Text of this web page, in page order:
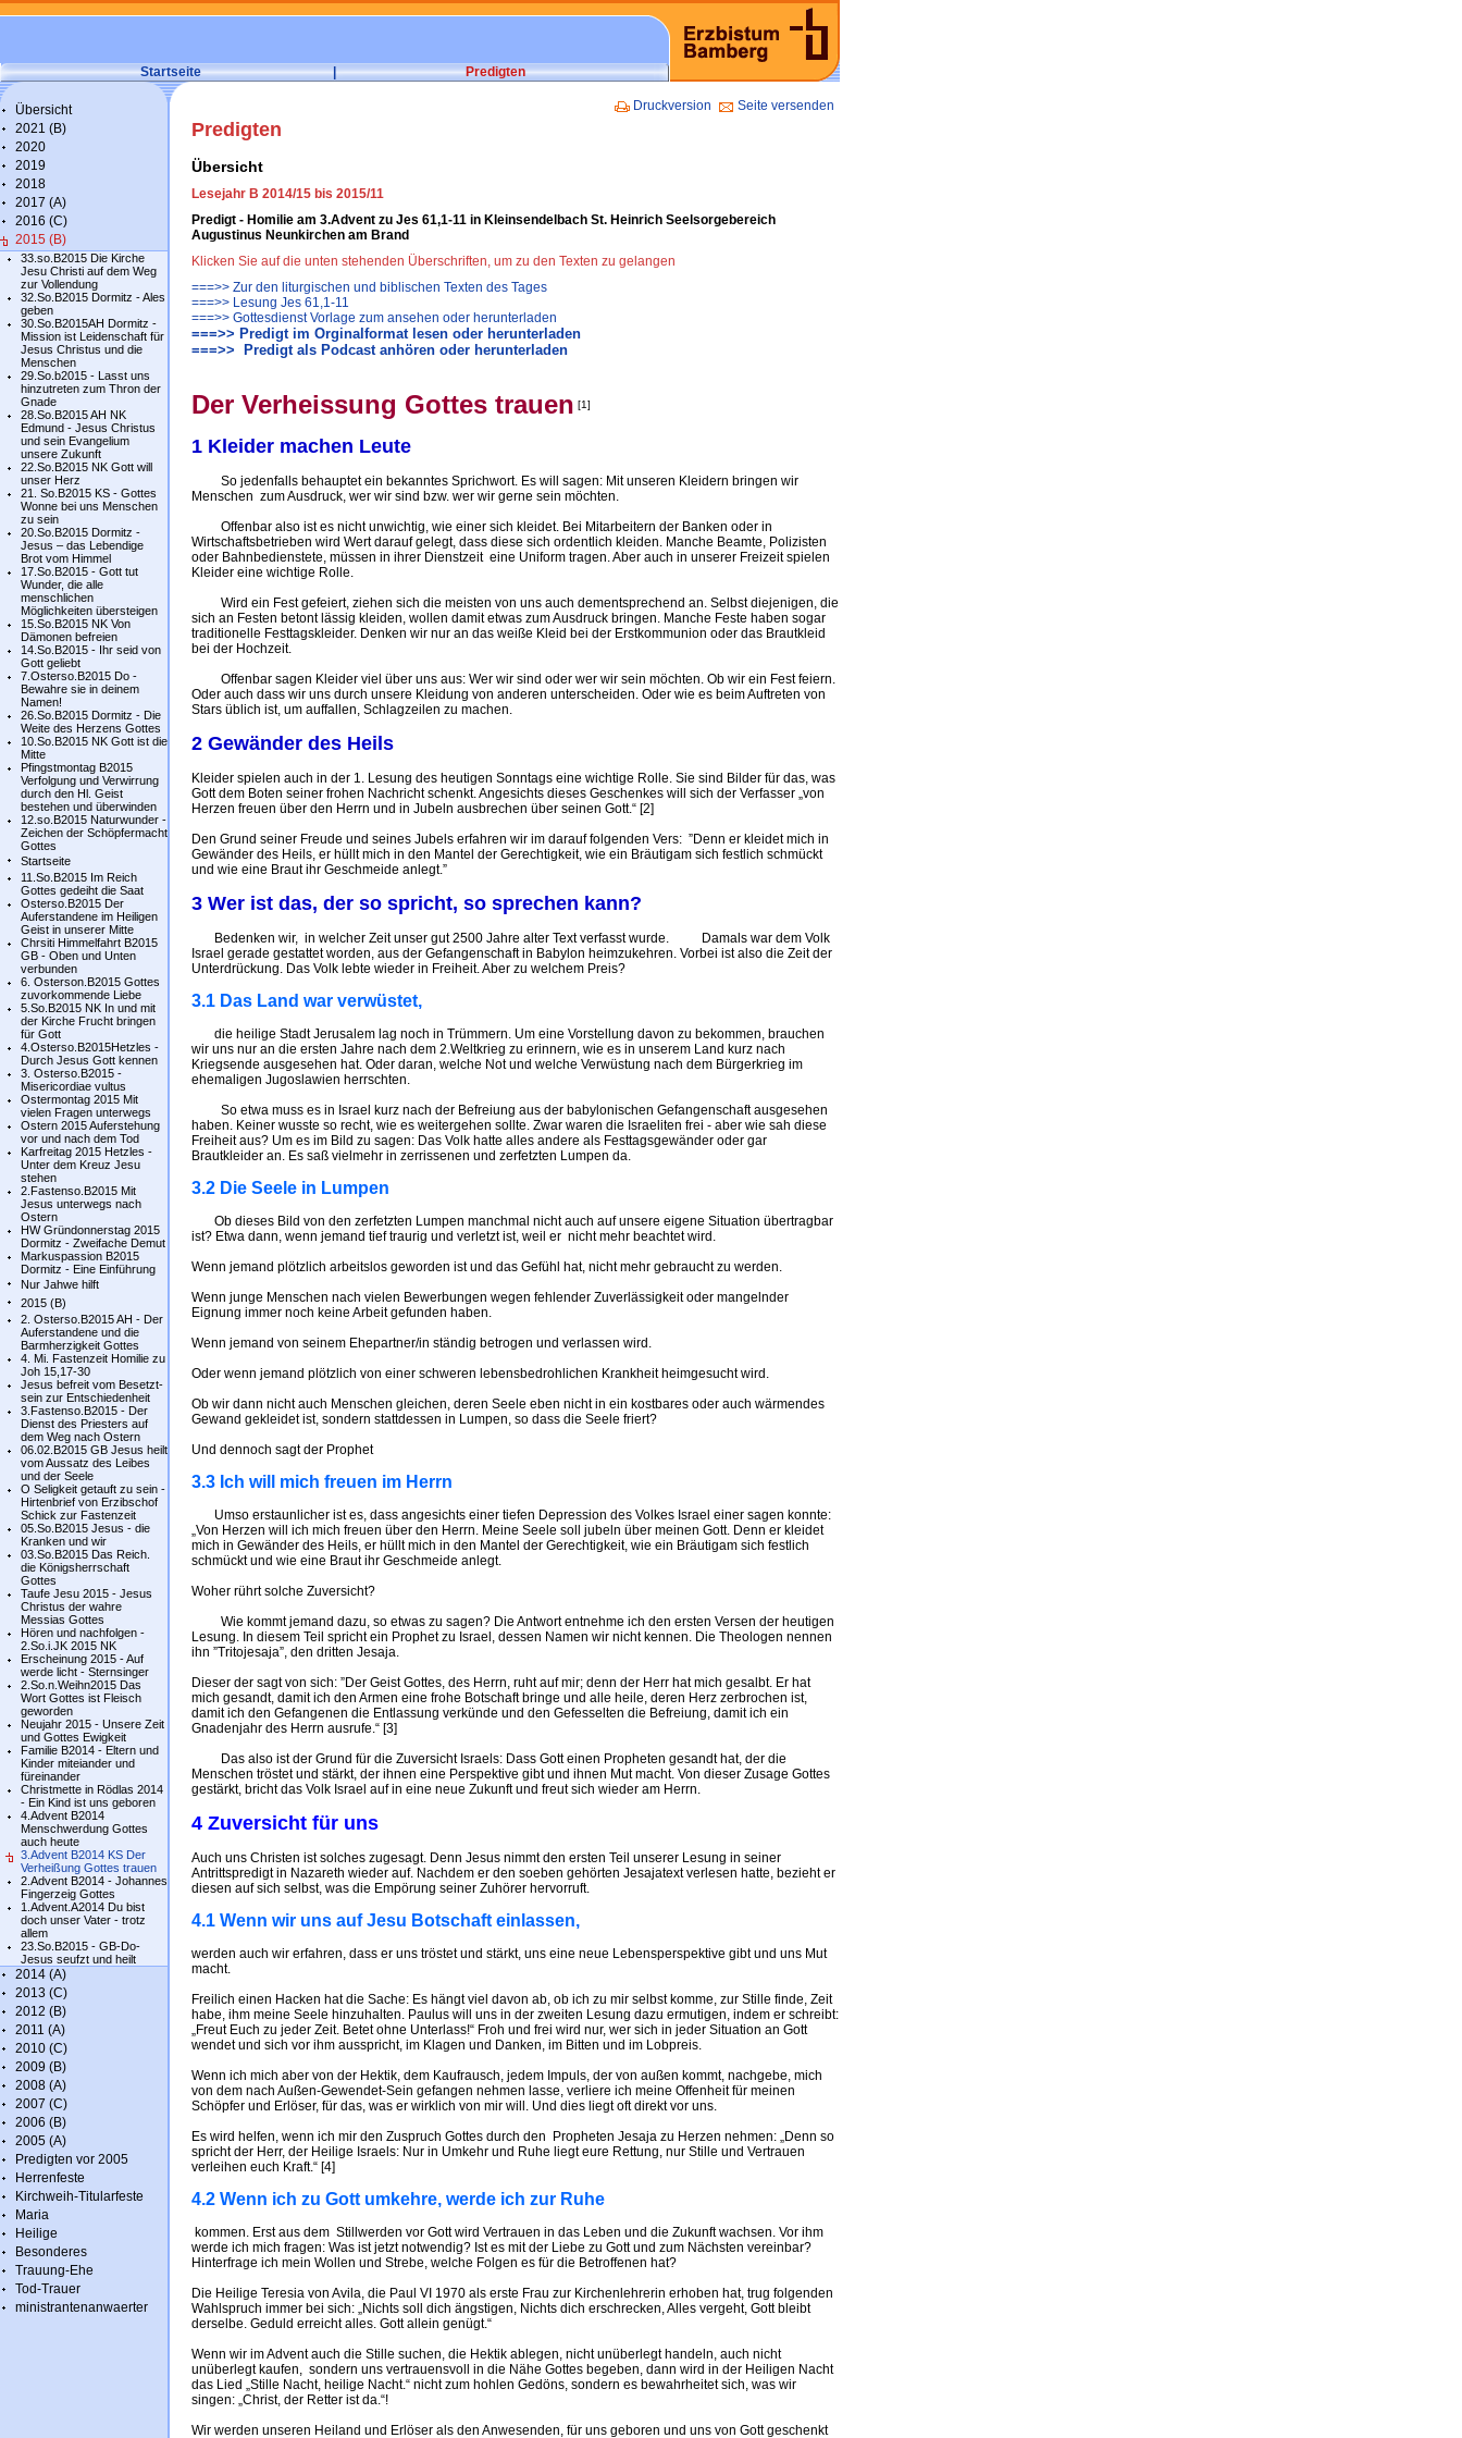
Startseite | Predigten
Übersicht
2021 (B)
2020
2019
2018
2017 (A)
2016 (C)
2015 (B)
33.so.B2015 Die Kirche
Jesu Christi auf dem Weg
zur Vollendung
32.So.B2015 Dormitz - Ales
geben
30.So.B2015AH Dormitz -
Mission ist Leidenschaft für
Jesus Christus und die
Menschen
29.So.b2015 - Lasst uns
hinzutreten zum Thron der
Gnade
28.So.B2015 AH NK
Edmund - Jesus Christus
und sein Evangelium
unsere Zukunft
22.So.B2015 NK Gott will
unser Herz
21. So.B2015 KS - Gottes
Wonne bei uns Menschen
zu sein
20.So.B2015 Dormitz -
Jesus – das Lebendige
Brot vom Himmel
17.So.B2015 - Gott tut
Wunder, die alle
menschlichen
Möglichkeiten übersteigen
15.So.B2015 NK Von
Dämonen befreien
14.So.B2015 - Ihr seid von
Gott geliebt
7.Osterso.B2015 Do -
Bewahre sie in deinem
Namen!
26.So.B2015 Dormitz - Die
Weite des Herzens Gottes
10.So.B2015 NK Gott ist die
Mitte
Pfingstmontag B2015
Verfolgung und Verwirrung
durch den Hl. Geist
bestehen und überwinden
12.so.B2015 Naturwunder -
Zeichen der Schöpfermacht
Gottes
Startseite
11.So.B2015 Im Reich
Gottes gedeiht die Saat
Osterso.B2015 Der
Auferstandene im Heiligen
Geist in unserer Mitte
Chrsiti Himmelfahrt B2015
GB - Oben und Unten
verbunden
6. Osterson.B2015 Gottes
zuvorkommende Liebe
5.So.B2015 NK In und mit
der Kirche Frucht bringen
für Gott
4.Osterso.B2015Hetzles -
Durch Jesus Gott kennen
3. Osterso.B2015 -
Misericordiae vultus
Ostermontag 2015 Mit
vielen Fragen unterwegs
Ostern 2015 Auferstehung
vor und nach dem Tod
Karfreitag 2015 Hetzles -
Unter dem Kreuz Jesu
stehen
2.Fastenso.B2015 Mit
Jesus unterwegs nach
Ostern
HW Gründonnerstag 2015
Dormitz - Zweifache Demut
Markuspassion B2015
Dormitz - Eine Einführung
Nur Jahwe hilft
2015 (B)
2. Osterso.B2015 AH - Der
Auferstandene und die
Barmherzigkeit Gottes
4. Mi. Fastenzeit Homilie zu
Joh 15,17-30
Jesus befreit vom Besetzt-
sein zur Entschiedenheit
3.Fastenso.B2015 - Der
Dienst des Priesters auf
dem Weg nach Ostern
06.02.B2015 GB Jesus heilt
vom Aussatz des Leibes
und der Seele
O Seligkeit getauft zu sein -
Hirtenbrief von Erzibschof
Schick zur Fastenzeit
05.So.B2015 Jesus - die
Kranken und wir
03.So.B2015 Das Reich.
die Königsherrschaft
Gottes
Taufe Jesu 2015 - Jesus
Christus der wahre
Messias Gottes
Hören und nachfolgen -
2.So.i.JK 2015 NK
Erscheinung 2015 - Auf
werde licht - Sternsinger
2.So.n.Weihn2015 Das
Wort Gottes ist Fleisch
geworden
Neujahr 2015 - Unsere Zeit
und Gottes Ewigkeit
Familie B2014 - Eltern und
Kinder miteiander und
füreinander
Christmette in Rödlas 2014
- Ein Kind ist uns geboren
4.Advent B2014
Menschwerdung Gottes
auch heute
3.Advent B2014 KS Der
Verheißung Gottes trauen
2.Advent B2014 - Johannes
Fingerzeig Gottes
1.Advent.A2014 Du bist
doch unser Vater - trotz
allem
23.So.B2015 - GB-Do-
Jesus seufzt und heilt
2014 (A)
2013 (C)
2012 (B)
2011 (A)
2010 (C)
2009 (B)
2008 (A)
2007 (C)
2006 (B)
2005 (A)
Predigten vor 2005
Herrenfeste
Kirchweih-Titularfeste
Maria
Heilige
Besonderes
Trauung-Ehe
Tod-Trauer
ministrantenanwaerter
Druckversion Seite versenden
Predigten
Übersicht
Lesejahr B 2014/15 bis 2015/11
Predigt - Homilie am 3.Advent zu Jes 61,1-11 in Kleinsendelbach St. Heinrich Seelsorgebereich
Augustinus Neunkirchen am Brand
Klicken Sie auf die unten stehenden Überschriften, um zu den Texten zu gelangen
===>> Zur den liturgischen und biblischen Texten des Tages
===>> Lesung Jes 61,1-11
===>> Gottesdienst Vorlage zum ansehen oder herunterladen
===>> Predigt im Orginalformat lesen oder herunterladen
===>> Predigt als Podcast anhören oder herunterladen
Der Verheissung Gottes trauen [1]
1 Kleider machen Leute
So jedenfalls behauptet ein bekanntes Sprichwort. Es will sagen: Mit unseren Kleidern bringen wir
Menschen zum Ausdruck, wer wir sind bzw. wer wir gerne sein möchten.
Offenbar also ist es nicht unwichtig, wie einer sich kleidet. Bei Mitarbeitern der Banken oder in
Wirtschaftsbetrieben wird Wert darauf gelegt, dass diese sich ordentlich kleiden. Manche Beamte, Polizisten
oder Bahnbedienstete, müssen in ihrer Dienstzeit eine Uniform tragen. Aber auch in unserer Freizeit spielen
Kleider eine wichtige Rolle.
Wird ein Fest gefeiert, ziehen sich die meisten von uns auch dementsprechend an. Selbst diejenigen, die
sich an Festen betont lässig kleiden, wollen damit etwas zum Ausdruck bringen. Manche Feste haben sogar
traditionelle Festtagskleider. Denken wir nur an das weiße Kleid bei der Erstkommunion oder das Brautkleid
bei der Hochzeit.
Offenbar sagen Kleider viel über uns aus: Wer wir sind oder wer wir sein möchten. Ob wir ein Fest feiern.
Oder auch dass wir uns durch unsere Kleidung von anderen unterscheiden. Oder wie es beim Auftreten von
Stars üblich ist, um auffallen, Schlagzeilen zu machen.
2 Gewänder des Heils
Kleider spielen auch in der 1. Lesung des heutigen Sonntags eine wichtige Rolle. Sie sind Bilder für das, was
Gott dem Boten seiner frohen Nachricht schenkt. Angesichts dieses Geschenkes will sich der Verfasser „von
Herzen freuen über den Herrn und in Jubeln ausbrechen über seinen Gott.“ [2]
Den Grund seiner Freude und seines Jubels erfahren wir im darauf folgenden Vers: ”Denn er kleidet mich in
Gewänder des Heils, er hüllt mich in den Mantel der Gerechtigkeit, wie ein Bräutigam sich festlich schmückt
und wie eine Braut ihr Geschmeide anlegt.”
3 Wer ist das, der so spricht, so sprechen kann?
Bedenken wir, in welcher Zeit unser gut 2500 Jahre alter Text verfasst wurde. Damals war dem Volk
Israel gerade gestattet worden, aus der Gefangenschaft in Babylon heimzukehren. Vorbei ist also die Zeit der
Unterdrückung. Das Volk lebte wieder in Freiheit. Aber zu welchem Preis?
3.1 Das Land war verwüstet,
die heilige Stadt Jerusalem lag noch in Trümmern. Um eine Vorstellung davon zu bekommen, brauchen
wir uns nur an die ersten Jahre nach dem 2.Weltkrieg zu erinnern, wie es in unserem Land kurz nach
Kriegsende ausgesehen hat. Oder daran, welche Not und welche Verwüstung nach dem Bürgerkrieg im
ehemaligen Jugoslawien herrschten.
So etwa muss es in Israel kurz nach der Befreiung aus der babylonischen Gefangenschaft ausgesehen
haben. Keiner wusste so recht, wie es weitergehen sollte. Zwar waren die Israeliten frei - aber wie sah diese
Freiheit aus? Um es im Bild zu sagen: Das Volk hatte alles andere als Festtagsgewänder oder gar
Brautkleider an. Es saß vielmehr in zerrissenen und zerfetzten Lumpen da.
3.2 Die Seele in Lumpen
Ob dieses Bild von den zerfetzten Lumpen manchmal nicht auch auf unsere eigene Situation übertragbar
ist? Etwa dann, wenn jemand tief traurig und verletzt ist, weil er nicht mehr beachtet wird.
Wenn jemand plötzlich arbeitslos geworden ist und das Gefühl hat, nicht mehr gebraucht zu werden.
Wenn junge Menschen nach vielen Bewerbungen wegen fehlender Zuverlässigkeit oder mangelnder
Eignung immer noch keine Arbeit gefunden haben.
Wenn jemand von seinem Ehepartner/in ständig betrogen und verlassen wird.
Oder wenn jemand plötzlich von einer schweren lebensbedrohlichen Krankheit heimgesucht wird.
Ob wir dann nicht auch Menschen gleichen, deren Seele eben nicht in ein kostbares oder auch wärmendes
Gewand gekleidet ist, sondern stattdessen in Lumpen, so dass die Seele friert?
Und dennoch sagt der Prophet
3.3 Ich will mich freuen im Herrn
Umso erstaunlicher ist es, dass angesichts einer tiefen Depression des Volkes Israel einer sagen konnte:
„Von Herzen will ich mich freuen über den Herrn. Meine Seele soll jubeln über meinen Gott. Denn er kleidet
mich in Gewänder des Heils, er hüllt mich in den Mantel der Gerechtigkeit, wie ein Bräutigam sich festlich
schmückt und wie eine Braut ihr Geschmeide anlegt.
Woher rührt solche Zuversicht?
Wie kommt jemand dazu, so etwas zu sagen? Die Antwort entnehme ich den ersten Versen der heutigen
Lesung. In diesem Teil spricht ein Prophet zu Israel, dessen Namen wir nicht kennen. Die Theologen nennen
ihn ”Tritojesaja”, den dritten Jesaja.
Dieser der sagt von sich: ”Der Geist Gottes, des Herrn, ruht auf mir; denn der Herr hat mich gesalbt. Er hat
mich gesandt, damit ich den Armen eine frohe Botschaft bringe und alle heile, deren Herz zerbrochen ist,
damit ich den Gefangenen die Entlassung verkünde und den Gefesselten die Befreiung, damit ich ein
Gnadenjahr des Herrn ausrufe.“ [3]
Das also ist der Grund für die Zuversicht Israels: Dass Gott einen Propheten gesandt hat, der die
Menschen tröstet und stärkt, der ihnen eine Perspektive gibt und ihnen Mut macht. Von dieser Zusage Gottes
gestärkt, bricht das Volk Israel auf in eine neue Zukunft und freut sich wieder am Herrn.
4 Zuversicht für uns
Auch uns Christen ist solches zugesagt. Denn Jesus nimmt den ersten Teil unserer Lesung in seiner
Antrittspredigt in Nazareth wieder auf. Nachdem er den soeben gehörten Jesajatext verlesen hatte, bezieht er
diesen auf sich selbst, was die Empörung seiner Zuhörer hervorruft.
4.1 Wenn wir uns auf Jesu Botschaft einlassen,
werden auch wir erfahren, dass er uns tröstet und stärkt, uns eine neue Lebensperspektive gibt und uns Mut
macht.
Freilich einen Hacken hat die Sache: Es hängt viel davon ab, ob ich zu mir selbst komme, zur Stille finde, Zeit
habe, ihm meine Seele hinzuhalten. Paulus will uns in der zweiten Lesung dazu ermutigen, indem er schreibt:
„Freut Euch zu jeder Zeit. Betet ohne Unterlass!“ Froh und frei wird nur, wer sich in jeder Situation an Gott
wendet und sich vor ihm ausspricht, im Klagen und Danken, im Bitten und im Lobpreis.
Wenn ich mich aber von der Hektik, dem Kaufrausch, jedem Impuls, der von außen kommt, nachgebe, mich
von dem nach Außen-Gewendet-Sein gefangen nehmen lasse, verliere ich meine Offenheit für meinen
Schöpfer und Erlöser, für das, was er wirklich von mir will. Und dies liegt oft direkt vor uns.
Es wird helfen, wenn ich mir den Zuspruch Gottes durch den Propheten Jesaja zu Herzen nehmen: „Denn so
spricht der Herr, der Heilige Israels: Nur in Umkehr und Ruhe liegt eure Rettung, nur Stille und Vertrauen
verleihen euch Kraft.“ [4]
4.2 Wenn ich zu Gott umkehre, werde ich zur Ruhe
kommen. Erst aus dem Stillwerden vor Gott wird Vertrauen in das Leben und die Zukunft wachsen. Vor ihm
werde ich mich fragen: Was ist jetzt notwendig? Ist es mit der Liebe zu Gott und zum Nächsten vereinbar?
Hinterfrage ich mein Wollen und Strebe, welche Folgen es für die Betroffenen hat?
Die Heilige Teresia von Avila, die Paul VI 1970 als erste Frau zur Kirchenlehrerin erhoben hat, trug folgenden
Wahlspruch immer bei sich: „Nichts soll dich ängstigen, Nichts dich erschrecken, Alles vergeht, Gott bleibt
derselbe. Geduld erreicht alles. Gott allein genügt.“
Wenn wir im Advent auch die Stille suchen, die Hektik ablegen, nicht unüberlegt handeln, auch nicht
unüberlegt kaufen, sondern uns vertrauensvoll in die Nähe Gottes begeben, dann wird in der Heiligen Nacht
das Lied „Stille Nacht, heilige Nacht.“ nicht zum hohlen Gedöns, sondern es bewahrheitet sich, was wir
singen: „Christ, der Retter ist da.“!
Wir werden unseren Heiland und Erlöser als den Anwesenden, für uns geboren und uns von Gott geschenkt